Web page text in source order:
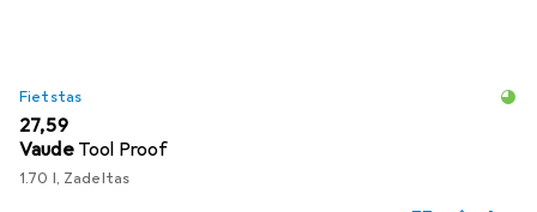
Fietstas
EUR
27,59
Vaude Tool Proof
1.70 l, Zadeltas